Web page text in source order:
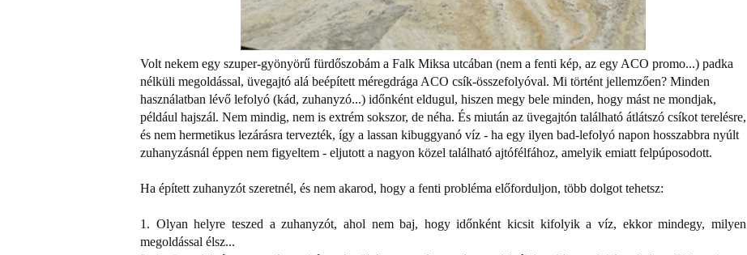
Volt nekem egy szuper-gyönyörű fürdőszobám a Falk Miksa utcában (nem a fenti kép, az egy ACO promo...) padka
nélküli megoldással, üvegajtó alá beépített méregdrága ACO csík-összefolyóval. Mi történt jellemzően? Minden
használatban lévő lefolyó (kád, zuhanyzó...) időnként eldugul, hiszen megy bele minden, hogy mást ne mondjak,
például hajszál. Nem mindig, nem is extrém sokszor, de néha. És miután az üvegajtón található átlátszó csíkot terelésre,
és nem hermetikus lezárásra tervezték, így a lassan kibuggyanó víz - ha egy ilyen bad-lefolyó napon hosszabbra nyúlt
zuhanyzásnál éppen nem figyeltem - eljutott a nagyon közel található ajtófélfához, amelyik emiatt felpúposodott.
Ha épített zuhanyzót szeretnél, és nem akarod, hogy a fenti probléma előforduljon, több dolgot tehetsz:
1. Olyan helyre teszed a zuhanyzót, ahol nem baj, hogy időnként kicsit kifolyik a víz, ekkor mindegy, milyen
megoldással élsz...